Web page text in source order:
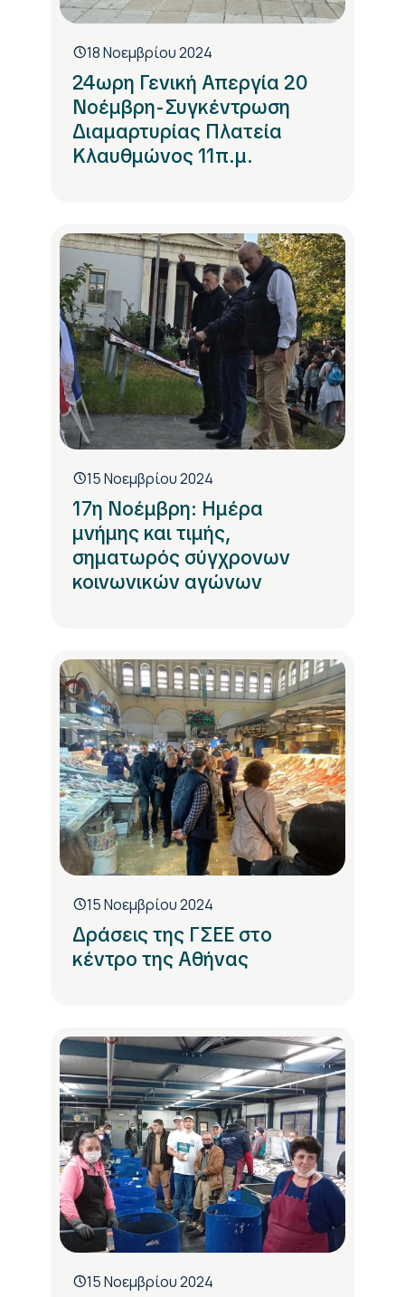
18 Νοεμβρίου 2024
24ωρη Γενική Απεργία 20
Νοέμβρη-Συγκέντρωση
Διαμαρτυρίας Πλατεία
Κλαυθμώνος 11π.μ.
15 Νοεμβρίου 2024
17η Νοέμβρη: Ημέρα
μνήμης και τιμής,
σηματωρός σύγχρονων
κοινωνικών αγώνων
15 Νοεμβρίου 2024
Δράσεις της ΓΣΕΕ στο
κέντρο της Αθήνας
15 Νοεμβρίου 2024